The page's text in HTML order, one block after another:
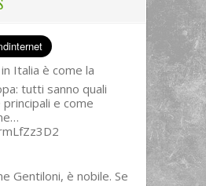
Italia è come la
tutti sanno quali
e come
Gentiloni, è nobile. Se